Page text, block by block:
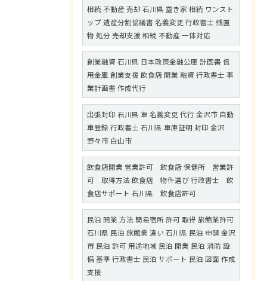
相続 不動産 売却 石川県 空き家 相続 ワンスト
ップ 遺産分割協議書 名義変更 行政書士 残置
物 処分 売却支援 相続 不動産 一体対応
創業融資 石川県 日本政策金融公庫 計画書 信
用金庫 創業支援 飲食店 開業 融資 行政書士 事
業計画書 作成代行
出張封印 石川県 車 名義変更 代行 金沢市 自動
車登録 行政書士 石川県 車庫証明 封印 金沢
野々市 白山市
飲食店開業 営業許可 飲食店 保健所 営業許
可 取得方法 飲食店 物件選び 行政書士 飲
食店サポート 石川県 飲食店許可
民泊 開業 方法 簡易宿所 許可 取得 旅館業許可
石川県 民泊 旅館業 違い 石川県 民泊 申請 金沢
市 民泊 許可 用途地域 民泊 開業 民泊 消防 設
備 基準 行政書士 民泊 サポート 民泊 図面 作成
支援